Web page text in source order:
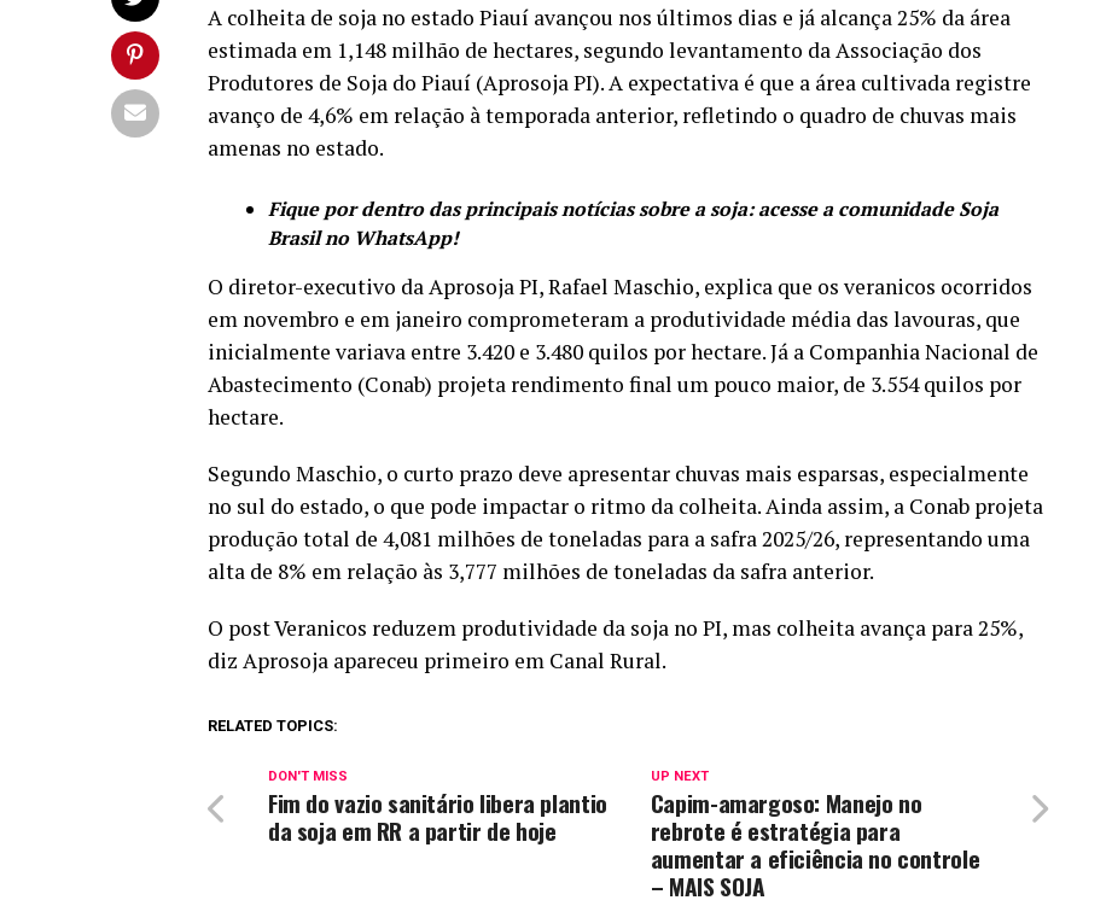
A colheita de soja no estado Piauí avançou nos últimos dias e já alcança 25% da área
estimada em 1,148 milhão de hectares, segundo levantamento da Associação dos
Produtores de Soja do Piauí (Aprosoja PI). A expectativa é que a área cultivada registre
avanço de 4,6% em relação à temporada anterior, refletindo o quadro de chuvas mais
amenas no estado.
Fique por dentro das principais notícias sobre a soja: acesse a comunidade Soja
Brasil no WhatsApp!
O diretor-executivo da Aprosoja PI, Rafael Maschio, explica que os veranicos ocorridos
em novembro e em janeiro comprometeram a produtividade média das lavouras, que
inicialmente variava entre 3.420 e 3.480 quilos por hectare. Já a Companhia Nacional de
Abastecimento (Conab) projeta rendimento final um pouco maior, de 3.554 quilos por
hectare.
Segundo Maschio, o curto prazo deve apresentar chuvas mais esparsas, especialmente
no sul do estado, o que pode impactar o ritmo da colheita. Ainda assim, a Conab projeta
produção total de 4,081 milhões de toneladas para a safra 2025/26, representando uma
alta de 8% em relação às 3,777 milhões de toneladas da safra anterior.
O post Veranicos reduzem produtividade da soja no PI, mas colheita avança para 25%,
diz Aprosoja apareceu primeiro em Canal Rural.
RELATED TOPICS:
UP NEXT
Capim-amargoso: Manejo no
rebrote é estratégia para
aumentar a eficiência no controle
– MAIS SOJA
DON'T MISS
Fim do vazio sanitário libera plantio
da soja em RR a partir de hoje